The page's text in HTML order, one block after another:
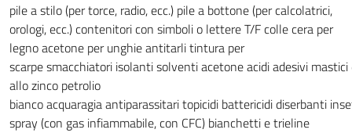
pile a stilo (per torce, radio, ecc.) pile a bottone (per calcolatrici,
orologi, ecc.)contenitori con simboli o lettere T/Fcollecera per
legnoacetone per unghieantitarlitintura per
scarpesmacchiatori isolantisolventiacetoneacidiadesivi mastici
allo zinco petrolio
biancoacquaragiaantiparassitaritopicidi battericididiserbanti
spray (con gas infiammabile, con CFC) bianchetti e trieline